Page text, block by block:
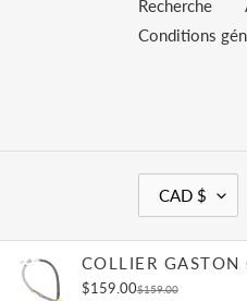
Recherche
Conditions
E
V
I
S
CAD $
de
COLLIER GASTON
$159.00$159.00